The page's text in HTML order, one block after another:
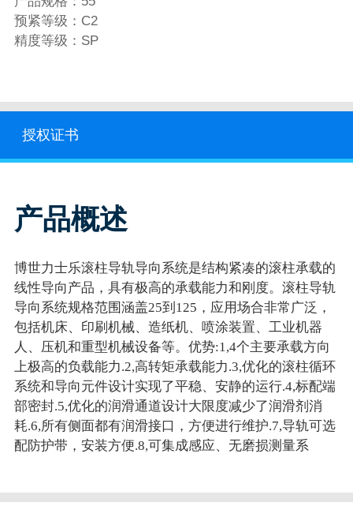
预紧等级：C2
精度等级：SP
授权证书
产品概述
博世力士乐滚柱导轨导向系统是结构紧凑的滚柱承载的
线性导向产品，具有极高的承载能力和刚度。滚柱导轨
导向系统规格范围涵盖25到125，应用场合非常广泛，
包括机床、印刷机械、造纸机、喷涂装置、工业机器
人、压机和重型机械设备等。优势:1,4个主要承载方向
上极高的负载能力.2,高转矩承载能力.3,优化的滚柱循环
系统和导向元件设计实现了平稳、安静的运行.4,标配端
部密封.5,优化的润滑通道设计大限度减少了润滑剂消
耗.6,所有侧面都有润滑接口，方便进行维护.7,导轨可选
配防护带，安装方便.8,可集成感应、无磨损测量系